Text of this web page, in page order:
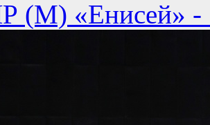
(М) «Енисей» -